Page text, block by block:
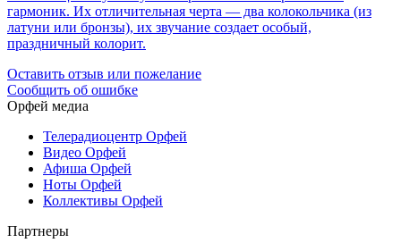
гармоник. Их отличительная черта — два колокольчика (из
латуни или бронзы), их звучание создает особый,
праздничный колорит.
Оставить отзыв или пожелание
Сообщить об ошибке
Орфей медиа
Телерадиоцентр Орфей
Видео Орфей
Афиша Орфей
Ноты Орфей
Коллективы Орфей
Партнеры